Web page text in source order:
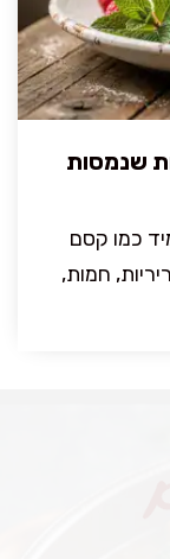
שנמסות
כמו קסם
חמות,